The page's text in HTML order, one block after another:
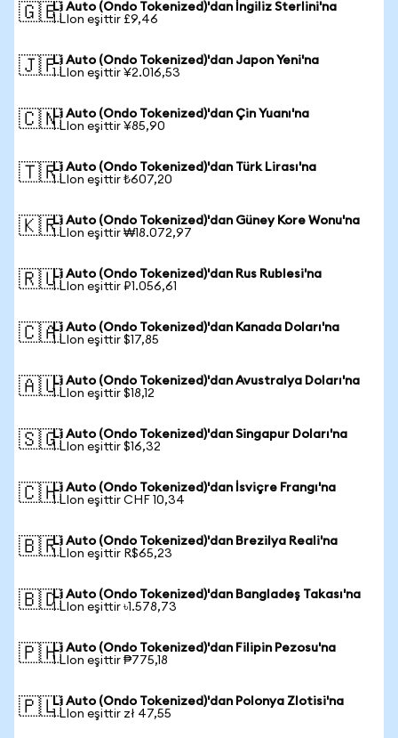
🇬🇧Li Auto (Ondo Tokenized)'dan İngiliz Sterlini'na
1 LIon eşittir £9,46
🇯🇵Li Auto (Ondo Tokenized)'dan Japon Yeni'na
1 LIon eşittir ¥2.016,53
🇨🇳Li Auto (Ondo Tokenized)'dan Çin Yuanı'na
1 LIon eşittir ¥85,90
🇹🇷Li Auto (Ondo Tokenized)'dan Türk Lirası'na
1 LIon eşittir ₺607,20
🇰🇷Li Auto (Ondo Tokenized)'dan Güney Kore Wonu'na
1 LIon eşittir ₩18.072,97
🇷🇺Li Auto (Ondo Tokenized)'dan Rus Rublesi'na
1 LIon eşittir ₽1.056,61
🇨🇦Li Auto (Ondo Tokenized)'dan Kanada Doları'na
1 LIon eşittir $17,85
🇦🇺Li Auto (Ondo Tokenized)'dan Avustralya Doları'na
1 LIon eşittir $18,12
🇸🇬Li Auto (Ondo Tokenized)'dan Singapur Doları'na
1 LIon eşittir $16,32
🇨🇭Li Auto (Ondo Tokenized)'dan İsviçre Frangı'na
1 LIon eşittir CHF 10,34
🇧🇷Li Auto (Ondo Tokenized)'dan Brezilya Reali'na
1 LIon eşittir R$65,23
🇧🇩Li Auto (Ondo Tokenized)'dan Bangladeş Takası'na
1 LIon eşittir ৳1.578,73
🇵🇭Li Auto (Ondo Tokenized)'dan Filipin Pezosu'na
1 LIon eşittir ₱775,18
🇵🇱Li Auto (Ondo Tokenized)'dan Polonya Zlotisi'na
1 LIon eşittir zł 47,55